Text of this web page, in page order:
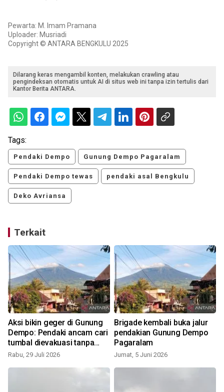
Pewarta: M. Imam Pramana
Uploader: Musriadi
Copyright © ANTARA BENGKULU 2025
Dilarang keras mengambil konten, melakukan crawling atau
pengindeksan otomatis untuk AI di situs web ini tanpa izin tertulis dari
Kantor Berita ANTARA.
Tags:
Pendaki Dempo Gunung Dempo Pagaralam
Pendaki Dempo tewas pendaki asal Bengkulu
Deko Avriansa
Terkait
Aksi bikin geger di Gunung
Dempo: Pendaki ancam cari
tumbal dievakuasi tanpa
perlawanan
Rabu, 29 Juli 2026
Brigade kembali buka jalur
pendakian Gunung Dempo
Pagaralam
Jumat, 5 Juni 2026